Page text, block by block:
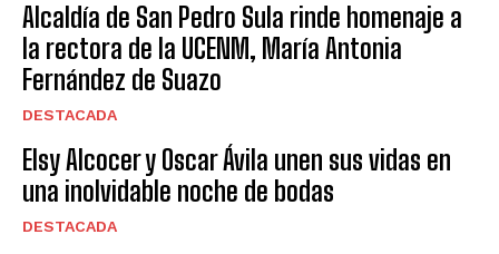
Alcaldía de San Pedro Sula rinde homenaje a
la rectora de la UCENM, María Antonia
Fernández de Suazo
DESTACADA
Elsy Alcocer y Oscar Ávila unen sus vidas en
una inolvidable noche de bodas
DESTACADA